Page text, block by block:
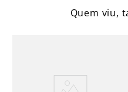
Quem viu,